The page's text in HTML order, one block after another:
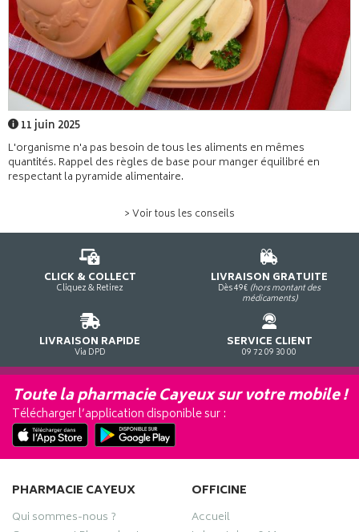
11 juin 2025
L'organisme n'a pas besoin de tous les aliments en mêmes
quantités. Rappel des règles de base pour manger équilibré en
respectant la pyramide alimentaire.
> Voir tous les conseils
CLICK & COLLECT
Cliquez & Retirez
LIVRAISON GRATUITE
Dès 49€ (hors montant des
médicaments)
LIVRAISON RAPIDE
Via DPD
SERVICE CLIENT
09 72 09 30 00
Toute la pharmacie Cayeux sur votre mobile !
Télécharger l’application disponible sur :
PHARMACIE CAYEUX
Qui sommes-nous ?
OFFICINE
Accueil